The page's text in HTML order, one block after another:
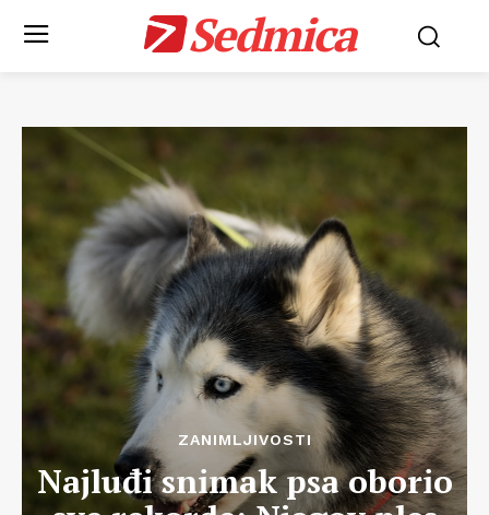
Sedmica
ZANIMLJIVOSTI
Najluđi snimak psa oborio